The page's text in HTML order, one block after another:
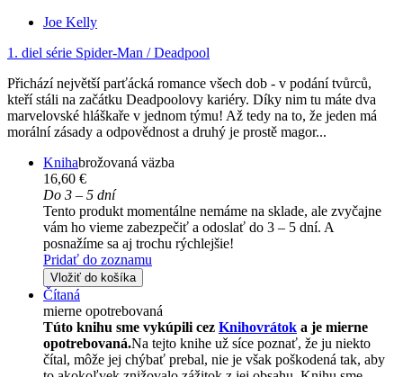
Joe Kelly
1. diel série Spider-Man / Deadpool
Přichází největší parťácká romance všech dob - v podání tvůrců,
kteří stáli na začátku Deadpoolovy kariéry. Díky nim tu máte dva
marvelovské hláškaře v jednom týmu! Až tedy na to, že jeden má
morální zásady a odpovědnost a druhý je prostě magor...
Knihabrožovaná väzba
16,60 €
Do 3 – 5 dní
Tento produkt momentálne nemáme na sklade, ale zvyčajne
vám ho vieme zabezpečiť a odoslať do 3 – 5 dní. A
posnažíme sa aj trochu rýchlejšie!
Pridať do zoznamu
Vložiť do košíka
Čítaná
mierne opotrebovaná
Túto knihu sme vykúpili cez Knihovrátok a je mierne
opotrebovaná.Na tejto knihe už síce poznať, že ju niekto
čítal, môže jej chýbať prebal, nie je však poškodená tak, aby